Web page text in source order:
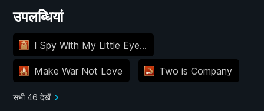
उपलब्धियां
I Spy With My Little Eye...
Make War Not Love Two is Company
सभी 46 देखें